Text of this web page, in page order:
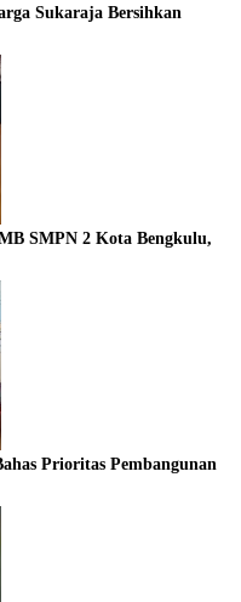
Sukaraja Bersihkan
SMPN 2 Kota Bengkulu,
Prioritas Pembangunan